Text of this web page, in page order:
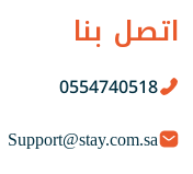
اتصل بنا
0554740518
Support@stay.com.sa